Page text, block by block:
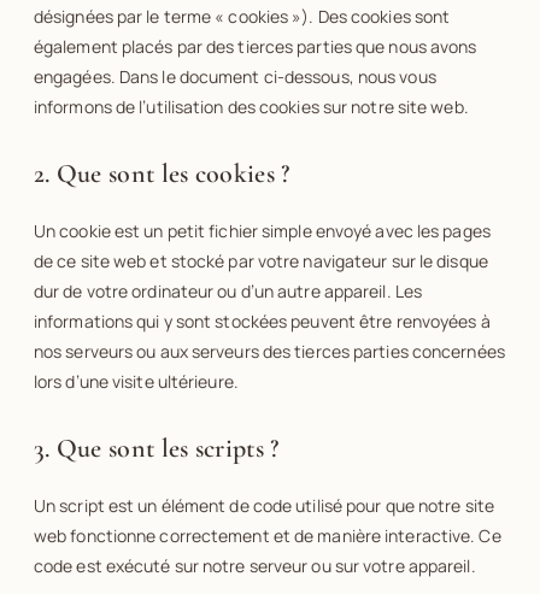
désignées par le terme « cookies »). Des cookies sont
également placés par des tierces parties que nous avons
engagées. Dans le document ci-dessous, nous vous
informons de l’utilisation des cookies sur notre site web.
2. Que sont les cookies ?
Un cookie est un petit fichier simple envoyé avec les pages
de ce site web et stocké par votre navigateur sur le disque
dur de votre ordinateur ou d’un autre appareil. Les
informations qui y sont stockées peuvent être renvoyées à
nos serveurs ou aux serveurs des tierces parties concernées
lors d’une visite ultérieure.
3. Que sont les scripts ?
Un script est un élément de code utilisé pour que notre site
web fonctionne correctement et de manière interactive. Ce
code est exécuté sur notre serveur ou sur votre appareil.